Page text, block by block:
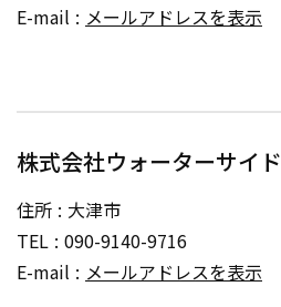
E-mail
メールアドレスを表示
株式会社ウォーターサイド
住所
大津市
TEL 090-9140-9716
E-mail
メールアドレスを表示